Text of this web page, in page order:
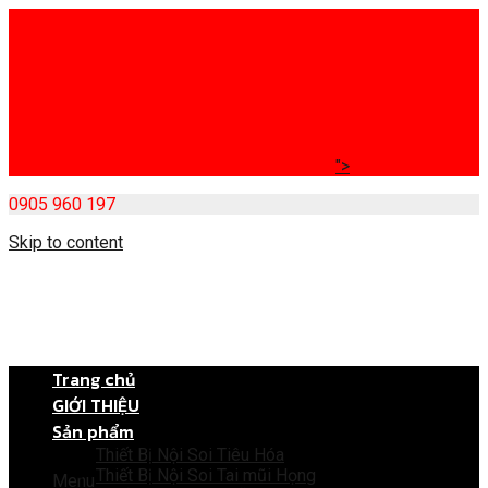
">
0905 960 197
Skip to content
Menu
Trang chủ
GIỚI THIỆU
Sản phẩm
Thiết Bị Nội Soi Tiêu Hóa
Thiết Bị Nội Soi Tai mũi Họng